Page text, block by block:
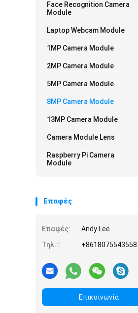
Face Recognition Camera
Module
Laptop Webcam Module
1MP Camera Module
2MP Camera Module
5MP Camera Module
8MP Camera Module
13MP Camera Module
Camera Module Lens
Raspberry Pi Camera
Module
Επαφές
Επαφές:
Andy Lee
Τηλ.::
+8618075543558
Επικοινωνία